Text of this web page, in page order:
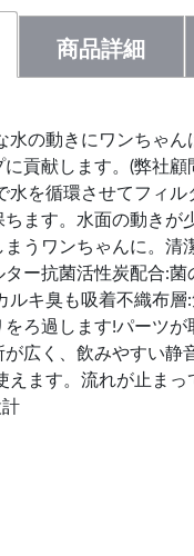
商品詳細
水の動きにワンちゃん
貢献します。(弊社顧
水を循環させてフィル
ます。水面の動きが
うワンちゃんに。清
ー抗菌活性炭配合:菌
ルキ臭も吸着不織布層
をろ過します!パーツが
広く、飲みやすい静
えます。流れが止まっ